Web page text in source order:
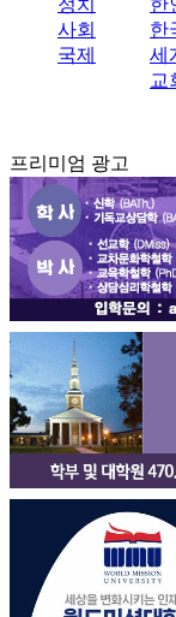
정치
사회
국제
한
한
세
교
프리미엄 광고